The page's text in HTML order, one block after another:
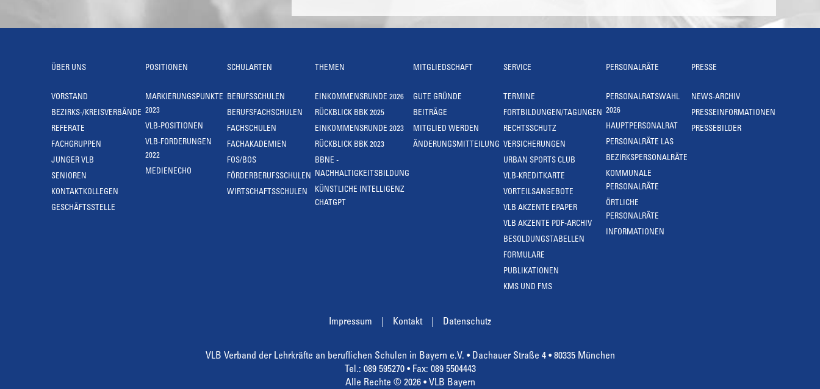
ÜBER UNS
VORSTAND
BEZIRKS-/KREISVERBÄNDE
REFERATE
FACHGRUPPEN
JUNGER VLB
SENIOREN
KONTAKTKOLLEGEN
GESCHÄFTSSTELLE
POSITIONEN
MARKIERUNGSPUNKTE
2023
VLB-POSITIONEN
VLB-FORDERUNGEN
2022
MEDIENECHO
SCHULARTEN
BERUFSSCHULEN
BERUFSFACHSCHULEN
FACHSCHULEN
FACHAKADEMIEN
FOS/BOS
FÖRDERBERUFSSCHULEN
WIRTSCHAFTSSCHULEN
THEMEN
EINKOMMENSRUNDE 2026
RÜCKBLICK BBK 2025
EINKOMMENSRUNDE 2023
RÜCKBLICK BBK 2023
BBNE -
NACHHALTIGKEITSBILDUNG
KÜNSTLICHE INTELLIGENZ
CHATGPT
MITGLIEDSCHAFT
GUTE GRÜNDE
BEITRÄGE
MITGLIED WERDEN
ÄNDERUNGSMITTEILUNG
SERVICE
TERMINE
FORTBILDUNGEN/TAGUNGEN
RECHTSSCHUTZ
VERSICHERUNGEN
URBAN SPORTS CLUB
VLB-KREDITKARTE
VORTEILSANGEBOTE
VLB AKZENTE EPAPER
VLB AKZENTE PDF-ARCHIV
BESOLDUNGSTABELLEN
FORMULARE
PUBLIKATIONEN
KMS UND FMS
PERSONALRÄTE
PERSONALRATSWAHL
2026
HAUPTPERSONALRAT
PERSONALRÄTE LAS
BEZIRKSPERSONALRÄTE
KOMMUNALE
PERSONALRÄTE
ÖRTLICHE
PERSONALRÄTE
INFORMATIONEN
PRESSE
NEWS-ARCHIV
PRESSEINFORMATIONEN
PRESSEBILDER
Impressum Kontakt Datenschutz
VLB Verband der Lehrkräfte an beruflichen Schulen in Bayern e.V. • Dachauer Straße 4 • 80335 München
Tel.: 089 595270 • Fax: 089 5504443
Alle Rechte © 2026 • VLB Bayern